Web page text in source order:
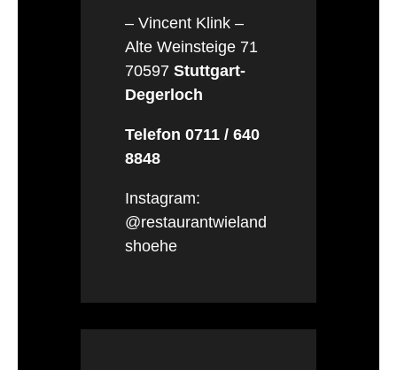
– Vincent Klink –
Alte Weinsteige 71
70597 Stuttgart-
Degerloch
Telefon 0711 / 640
8848
Instagram:
@restaurantwieland
shoehe